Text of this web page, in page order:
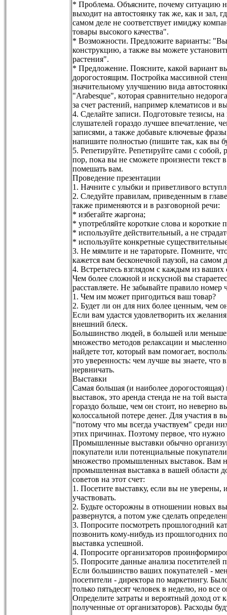
* Проблема. Объясните, почему ситуацию
выходит на автостоянку так же, как и зал,
самом деле не соответствует имиджу
товары высокого качества".
* Возможности. Предложите варианты: "Вы
конструкцию, а также вы можете
растения".
* Предложение. Поясните, какой вариант
дорогостоящим. Постройка массивной
значительному улучшению вида
"Arabesque", которая сравнительно
за счет растений, например клематисов и
4. Сделайте записи. Подготовьте тезисы,
слушателей гораздо лучшее впечатление,
записями, а также добавьте ключевые
напишите полностью (пишите так, как вы
5. Репетируйте. Репетируйте сами с собой,
пор, пока вы не сможете произнести текст
помешать вам.
Проведение презентации
1. Начните с улыбки и приветливого
2. Следуйте правилам, приведенным в
также применяются и в разговорной речи:
* избегайте жаргона;
* употребляйте короткие слова и короткие
* используйте действительный, а не
* используйте конкретные
3. Не мямлите и не тараторьте. Помните,
кажется вам бесконечной паузой, на самом
4. Встретьтесь взглядом с каждым из ваших
Чем более сложной и искусной вы
расставляете. Не забывайте правило
1. Чем им может пригодиться ваш товар?
2. Будет ли он для них более ценным, чем
Если вам удастся удовлетворить их
внешний блеск.
Большинство людей, в большей или
множество методов релаксации и
найдете тот, который вам помогает,
это уверенность: чем лучше вы знаете,
нервничать.
Выставки
Самая большая (и наиболее
выставок, это аренда стенда не на той
гораздо больше, чем он стоит, но неверно
колоссальной потере денег. Для участия в
"потому что мы всегда участвуем" среди
этих причинах. Поэтому первое, что нужно
Промышленные выставки обычно
покупатели или потенциальные
множество промышленных выставок. Вам
промышленная выставка в вашей области
советов на этот счет:
1. Посетите выставку, если вы не
участвовать.
2. Будьте осторожны в отношении новых
развернутся, а потом уже сделать
3. Попросите посмотреть прошлогодний
позвонить кому-нибудь из прошлогодних
выставка успешной.
4. Попросите организаторов
5. Попросите данные анализа посетителей
Если большинство ваших покупателей -
посетители - директора по маркетингу.
только пятьдесят человек в неделю, но
Определите затраты и вероятный доход
полученные от организаторов). Расходы